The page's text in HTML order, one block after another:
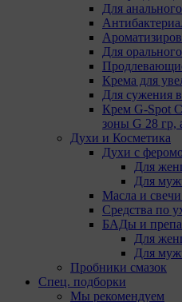
Для
Для
Крема для
Для сужения
Крем G-Spot
зоны G 28 гр,
Духи и Косметика
Духи с
Для
Для
Масла и
Средства по
БАДы и
Для
Для
Пробники смазок
Спец. подборки
Мы рекомендуем
ADFOX) - сервис
Адрес: Yandex
6005 Luzern,
Google Ads - сервис
рекламы,
Ireland Ltd, Gordon
D04E5W5 Ireland.
Сохранить мои изменения
Сохранить по умолчанию